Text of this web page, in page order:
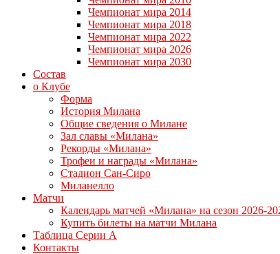
Чемпионат мира 2014
Чемпионат мира 2018
Чемпионат мира 2022
Чемпионат мира 2026
Чемпионат мира 2030
Состав
о Клубе
Форма
История Милана
Общие сведения о Милане
Зал славы «Милана»
Рекорды «Милана»
Трофеи и награды «Милана»
Стадион Сан-Сиро
Миланелло
Матчи
Календарь матчей «Милана» на сезон 2026-
Купить билеты на матчи Милана
Таблица Серии А
Контакты